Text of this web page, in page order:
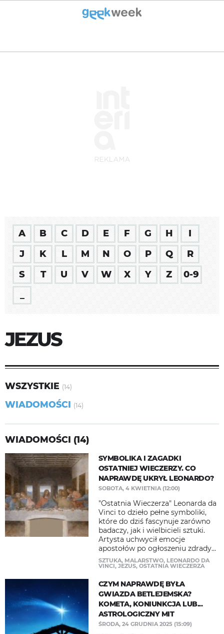
A B C D E F G H
I
J
K L M N O P Q
R
S
T U V W X Y Z
0-9
JEZUS
WSZYSTKIE (14)
WIADOMOŚCI (14)
WIADOMOŚCI (14)
SYMBOLIKA I ZAGADKI
OSTATNIEJ WIECZERZY. CO
NAPRAWDĘ UKRYŁ LEONARDO?
SOBOTA, 4 KWIETNIA (12:00)
"Ostatnia Wieczerza" Leonarda da
Vinci to dzieło pełne symboliki,
które do dziś fascynuje zarówno
badaczy, jak i wielbicieli sztuki.
Artysta uchwycił emocje
apostołów po ogłoszeniu zdrady...
SZTUKA, MALARSTWO, LEONARDO DA
VINCI, JEZUS, OSTATNIA WIECZERZA
CZYM NAPRAWDĘ BYŁA
GWIAZDA BETLEJEMSKA?
KOMETA, KONIUNKCJA LUB...
ASTROLOGICZNY MIT
ŚRODA, 24 GRUDNIA 2025 (15:09)